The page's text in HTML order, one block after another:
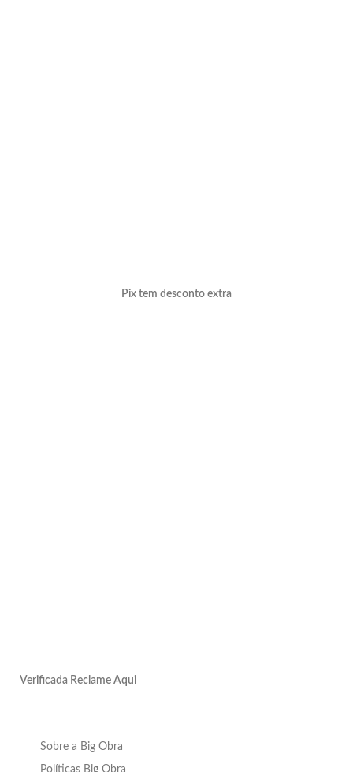
Pix tem desconto extra
Verificada Reclame Aqui
Sobre a Big Obra
Políticas Big Obra